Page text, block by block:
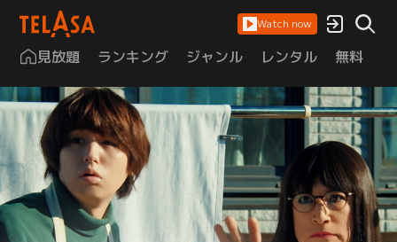
Watch now
見放題 ランキング ジャンル レンタル 無料